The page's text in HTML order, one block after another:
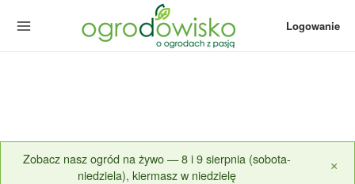
Logowanie
Zobacz nasz ogród na żywo — 8 i 9 sierpnia (sobota-
niedziela), kiermasz w niedzielę
×